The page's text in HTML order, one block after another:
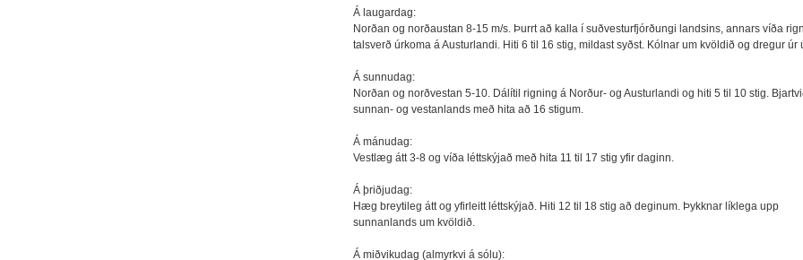
Á laugardag:
Norðan og norðaustan 8-15 m/s. Þurrt að kalla í suðvesturfjórðungi landsins, annars víða
talsverð úrkoma á Austurlandi. Hiti 6 til 16 stig, mildast syðst. Kólnar um kvöldið og dregur úr
Á sunnudag:
Norðan og norðvestan 5-10. Dálítil rigning á Norður- og Austurlandi og hiti 5 til 10 stig.
sunnan- og vestanlands með hita að 16 stigum.
Á mánudag:
Vestlæg átt 3-8 og víða léttskýjað með hita 11 til 17 stig yfir daginn.
Á þriðjudag:
Hæg breytileg átt og yfirleitt léttskýjað. Hiti 12 til 18 stig að deginum. Þykknar líklega upp
sunnanlands um kvöldið.
Á miðvikudag (almyrkvi á sólu):